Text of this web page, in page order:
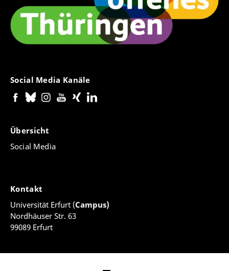
Social Media Kanäle
Übersicht
Social Media
Kontakt
Universität Erfurt (Campus)
Nordhäuser Str. 63
99089 Erfurt